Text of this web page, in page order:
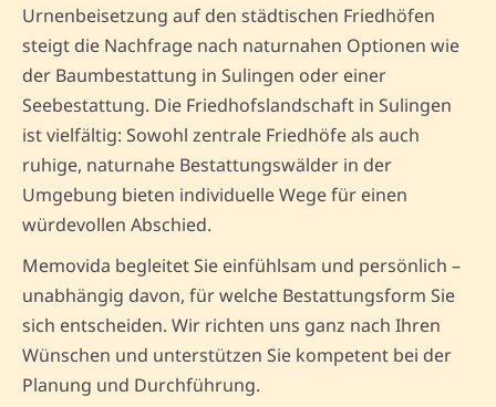
Urnenbeisetzung auf den städtischen Friedhöfen
steigt die Nachfrage nach naturnahen Optionen wie
der Baumbestattung in Sulingen oder einer
Seebestattung. Die Friedhofslandschaft in Sulingen
ist vielfältig: Sowohl zentrale Friedhöfe als auch
ruhige, naturnahe Bestattungswälder in der
Umgebung bieten individuelle Wege für einen
würdevollen Abschied.
Memovida begleitet Sie einfühlsam und persönlich –
unabhängig davon, für welche Bestattungsform Sie
sich entscheiden. Wir richten uns ganz nach Ihren
Wünschen und unterstützen Sie kompetent bei der
Planung und Durchführung.